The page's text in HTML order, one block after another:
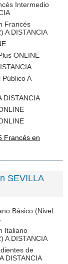
Intermedio
Francés
A DISTANCIA
ONLINE
A
DISTANCIA
Francés en
SEVILLA
Básico (Nivel
Italiano
A DISTANCIA
de
DISTANCIA